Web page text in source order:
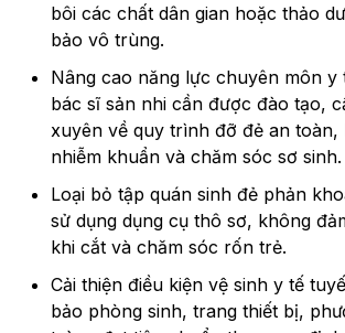
bôi các chất dân gian hoặc thảo
bảo vô trùng.
Nâng cao năng lực chuyên môn y
bác sĩ sản nhi cần được đào tạo,
xuyên về quy trình đỡ đẻ an toàn,
nhiễm khuẩn và chăm sóc sơ sinh.
Loại bỏ tập quán sinh đẻ phản
sử dụng dụng cụ thô sơ, không
khi cắt và chăm sóc rốn trẻ.
Cải thiện điều kiện vệ sinh y tế
bảo phòng sinh, trang thiết bị,